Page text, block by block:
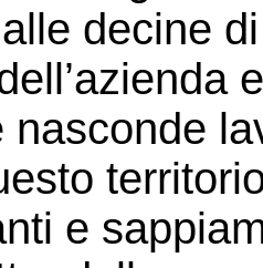
decine
nasconde
e